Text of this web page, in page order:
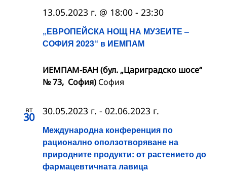
„ЕВРОПЕЙСКА НОЩ НА МУЗЕИТЕ –
СОФИЯ 2023“ в ИЕМПАМ
13.05.2023 г. @ 18:00 - 23:30
ИЕМПАМ-БАН (бул. „Цариградско шосе“
№ 73, София) София
вт
30
Международна конференция по
рационално оползотворяване на
природните продукти: от растението до
фармацевтичната лавица
30.05.2023 г. - 02.06.2023 г.